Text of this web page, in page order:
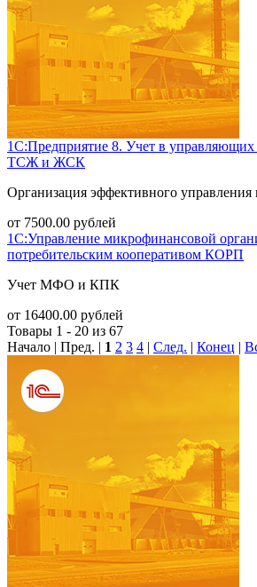
1С:Предприятие 8. Учет в
ТСЖ и ЖСК
Организация эффективного
от 7500.00 рублей
1С:Управление микрофинансовой
потребительским кооперативом КОРП
Учет МФО и КПК
от 16400.00 рублей
Товары 1 - 20 из 67
Начало | Пред. | 1 2 3 4 | След. | Конец |